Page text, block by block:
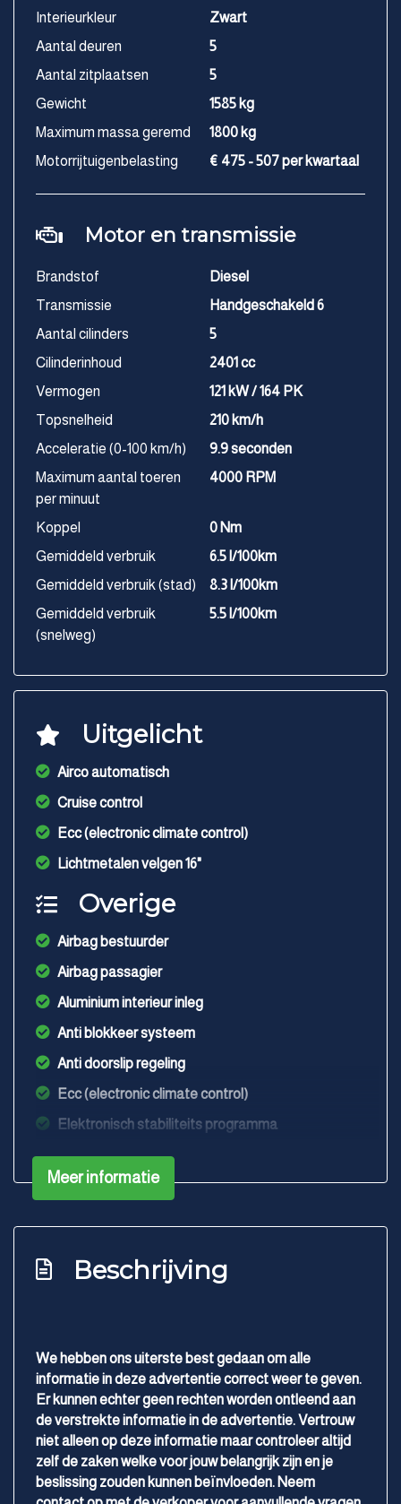
Interieurkleur
Zwart
Aantal deuren
5
Aantal zitplaatsen
5
Gewicht
1585 kg
Maximum massa geremd
1800 kg
Motorrijtuigenbelasting
€ 475 - 507 per kwartaal
Motor en transmissie
Brandstof
Diesel
Transmissie
Handgeschakeld 6
Aantal cilinders
5
Cilinderinhoud
2401 cc
Vermogen
121 kW / 164 PK
Topsnelheid
210 km/h
Acceleratie (0-100 km/h)
9.9 seconden
Maximum aantal toeren
per minuut
4000 RPM
Koppel
0 Nm
Gemiddeld verbruik
6.5 l/100km
Gemiddeld verbruik (stad)
8.3 l/100km
Gemiddeld verbruik
(snelweg)
5.5 l/100km
Uitgelicht
Airco automatisch
Cruise control
Ecc (electronic climate control)
Lichtmetalen velgen 16"
Overige
Airbag bestuurder
Airbag passagier
Aluminium interieur inleg
Anti blokkeer systeem
Anti doorslip regeling
Ecc (electronic climate control)
Elektronisch stabiliteits programma
Exterieur
Buitenspiegels elektrisch verstel- en
verwarmbaar
Interieur
Airco automatisch
Aluminium interieur afwerking
Elektrische ramen voor en achter
Meer informatie
Beschrijving
We hebben ons uiterste best gedaan om alle
informatie in deze advertentie correct weer te geven.
Er kunnen echter geen rechten worden ontleend aan
de verstrekte informatie in de advertentie. Vertrouw
niet alleen op deze informatie maar controleer altijd
zelf de zaken welke voor jouw belangrijk zijn en je
beslissing zouden kunnen beïnvloeden. Neem